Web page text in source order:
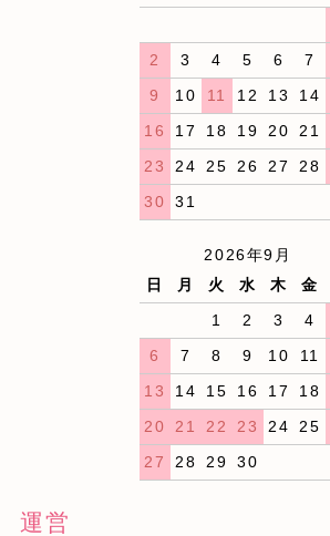
2
3 4 5 6 7
9
10 11 12 13 14
16
17 18 19 20 21
23
24 25 26 27 28
30
31
2026年9月
日
月 火 水 木 金
1
2 3 4
6
7 8 9 10 11
13
14 15 16 17 18
20
21 22 23 24 25
27
28 29 30
運営